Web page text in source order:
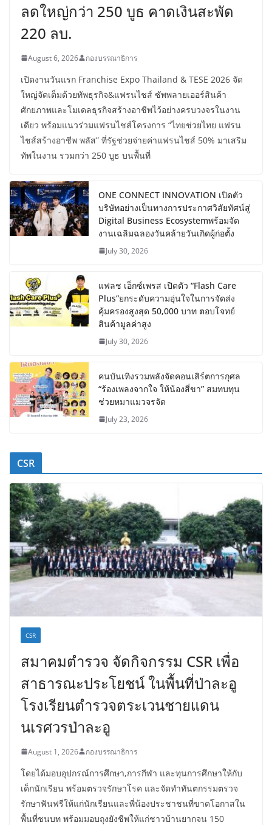
ลดใหญ่กว่า 250 บูธ คาดเงินสะพัด
220 ลบ.
August 6, 2026 กองบรรณาธิการ
เปิดงานวันแรก Franchise Expo Thailand & TESE 2026 จัด
ใหญ่จัดเต็มด้วยทัพธุรกิจ&แฟรนไชส์ ซัพพลายเออร์สินค้า
ศักยภาพและโมเดลธุรกิจสร้างอาชีพไว้อย่างครบวงจรในงาน
เดียว พร้อมแนวร่วมแฟรนไชส์โครงการ “ไทยช่วยไทย แฟรน
ไชส์สร้างอาชีพ พลัส” ที่รัฐช่วยจ่ายค่าแฟรนไชส์ 50% มาเสริม
ทัพในงาน รวมกว่า 250 บูธ บนพื้นที่
ONE CONNECT INNOVATION เปิดตัว
บริษัทอย่างเป็นทางการประกาศวิสัยทัศน์สู่
Digital Business Ecosystemพร้อมจัด
งานเฉลิมฉลองวันคล้ายวันเกิดผู้ก่อตั้ง
July 30, 2026
แฟลช เอ็กซ์เพรส เปิดตัว “Flash Care
Plus”ยกระดับความอุ่นใจในการจัดส่ง
คุ้มครองสูงสุด 50,000 บาท ตอบโจทย์
สินค้ามูลค่าสูง
July 30, 2026
คนบันเทิงรวมพลังจัดคอนเสิร์ตการกุศล
“ร้องเพลงจากใจ ให้น้องสี่ขา” สมทบทุน
ช่วยหมาแมวจรจัด
July 23, 2026
CSR
CSR
สมาคมตำรวจ จัดกิจกรรม CSR เพื่อ
สาธารณะประโยชน์ ในพื้นที่ป่าละอู
โรงเรียนตำรวจตระเวนชายแดน
นเรศวรป่าละอู
August 1, 2026 กองบรรณาธิการ
โดยได้มอบอุปกรณ์การศึกษา,การกีฬา และทุนการศึกษาให้กับ
เด็กนักเรียน พร้อมตรวจรักษาโรค และจัดทำทันตกรรมตรวจ
รักษาฟันฟรีให้แก่นักเรียนและพี่น้องประชาชนที่ขาดโอกาสใน
พื้นที่ชนบท พร้อมมอบถุงยังชีพให้แก่ชาวบ้านยากจน 150